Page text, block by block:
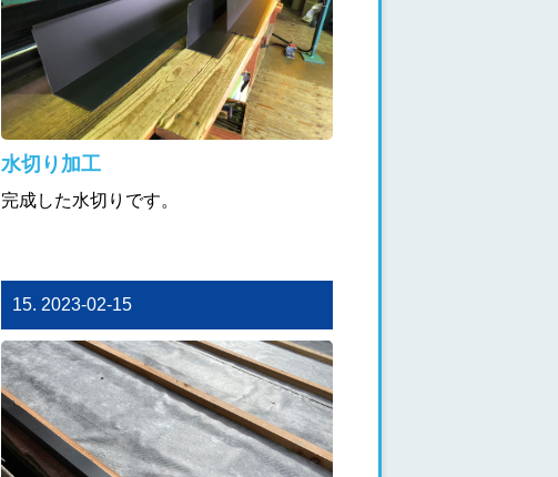
水切り加工
完成した水切りです。
15. 2023-02-15